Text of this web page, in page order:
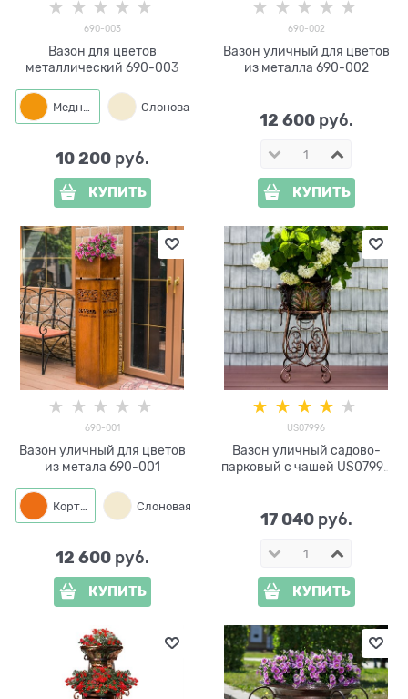
690-003
Вазон для цветов
металлический 690-003
10 200 руб.
КУПИТЬ
690-002
Вазон уличный для цветов
из металла 690-002
12 600 руб.
КУПИТЬ
690-001
Вазон уличный для цветов
из метала 690-001
12 600 руб.
КУПИТЬ
US07996
Вазон уличный садово-
парковый с чашей US07996
17 040 руб.
КУПИТЬ